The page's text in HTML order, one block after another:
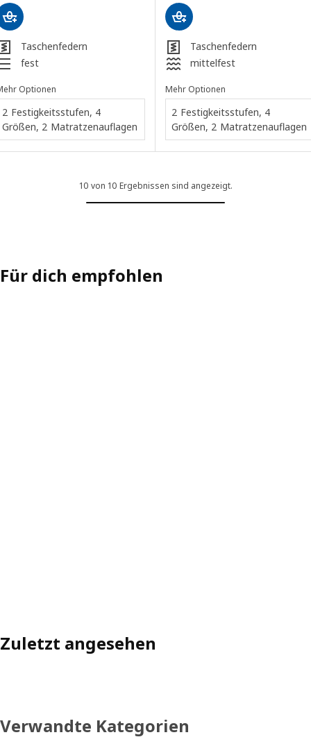
Taschenfedern
fest
Optionen
2 Festigkeitsstufen, 4
Größen, 2 Matratzenauflagen
Taschenfedern
mittelfest
Mehr Optionen
2 Festigkeitsstufen, 4
Größen, 2 Matratzenauflagen
10 von 10 Ergebnissen sind angezeigt.
Für dich empfohlen
Zuletzt angesehen
Verwandte Kategorien